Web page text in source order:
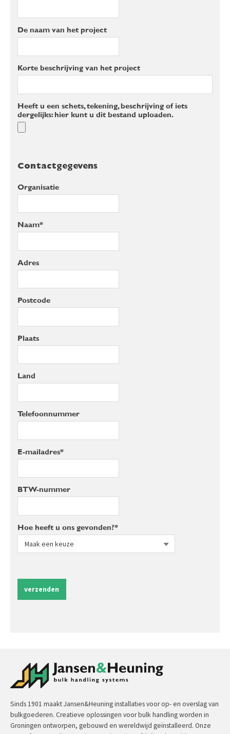
De naam van het project
Korte beschrijving van het project
Heeft u een schets, tekening, beschrijving of iets
dergelijks: hier kunt u dit bestand uploaden.
Contactgegevens
Organisatie
Naam*
Adres
Postcode
Plaats
Land
Telefoonnummer
E-mailadres*
BTW-nummer
Hoe heeft u ons gevonden?*
verzenden
Sinds 1901 maakt Jansen&Heuning installaties voor op- en overslag van
bulkgoederen. Creatieve oplossingen voor bulk handling worden in
Groningen ontworpen, gebouwd en wereldwijd geïnstalleerd. Onze